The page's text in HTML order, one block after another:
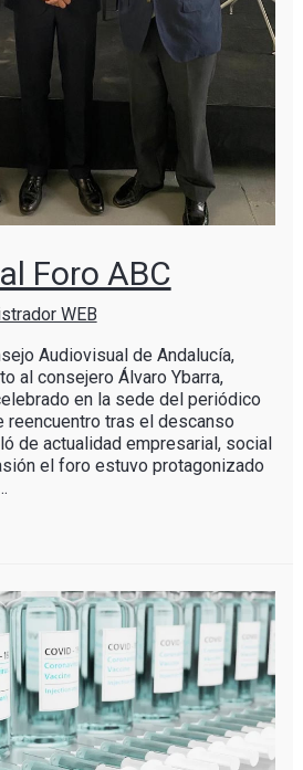
Foro ABC
WEB
Audiovisual de Andalucía,
al consejero Álvaro Ybarra,
en la sede del periódico
reencuentro tras el descanso
de actualidad empresarial, social
el foro estuvo protagonizado